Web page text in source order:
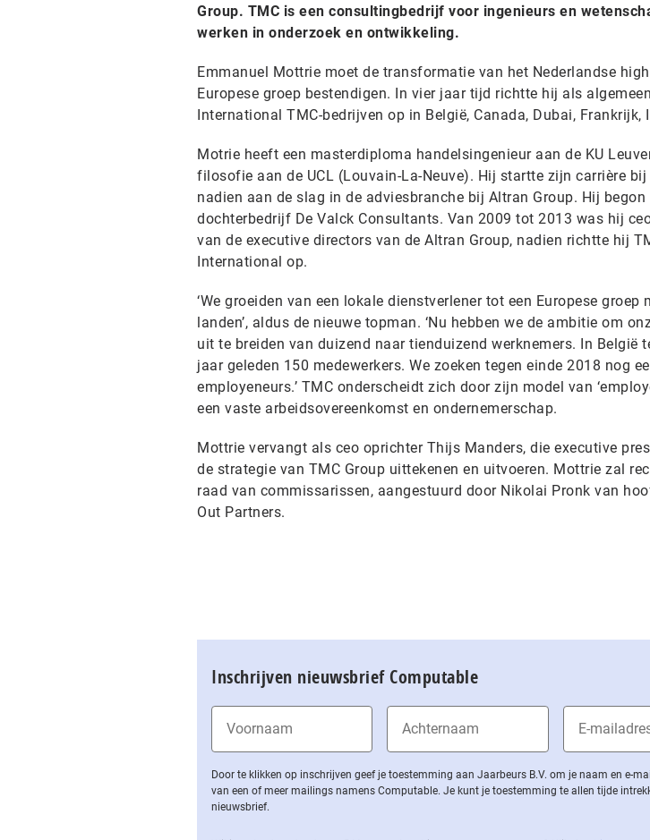
Group. TMC is een consultingbedrijf voor ingenieurs en
werken in onderzoek en ontwikkeling.
Emmanuel Mottrie moet de transformatie van het Nederlandse
Europese groep bestendigen. In vier jaar tijd richtte hij als
International TMC-bedrijven op in België, Canada, Dubai, Frankrijk,
Motrie heeft een masterdiploma handelsingenieur aan de KU
filosofie aan de UCL (Louvain-La-Neuve). Hij startte zijn carrière
nadien aan de slag in de adviesbranche bij Altran Group. Hij
dochterbedrijf De Valck Consultants. Van 2009 tot 2013 was hij
van de executive directors van de Altran Group, nadien richtte hij
International op.
‘We groeiden van een lokale dienstverlener tot een Europese
landen’, aldus de nieuwe topman. ‘Nu hebben we de ambitie om
uit te breiden van duizend naar tienduizend werknemers. In België
jaar geleden 150 medewerkers. We zoeken tegen einde 2018 nog
employeneurs.’ TMC onderscheidt zich door zijn model van
een vaste arbeidsovereenkomst en ondernemerschap.
Mottrie vervangt als ceo oprichter Thijs Manders, die executive
de strategie van TMC Group uittekenen en uitvoeren. Mottrie zal
raad van commissarissen, aangestuurd door Nikolai Pronk van
Out Partners.
Inschrijven nieuwsbrief Computable
Door te klikken op inschrijven geef je toestemming aan Jaarbeurs B.V. om je naam en e-
van een of meer mailings namens Computable. Je kunt je toestemming te allen tijde
nieuwsbrief.